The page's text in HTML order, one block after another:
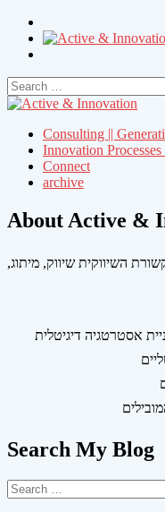
Search
for:
Consulting ||
Innovation
Connect
archive
About Active &
השיווקית שיווק, מיתוג,
Search My Blog
Search
for: